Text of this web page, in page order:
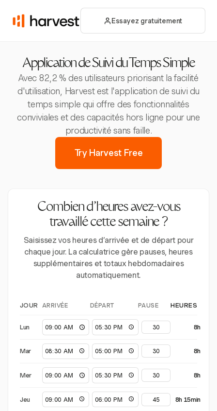
Essayez gratuitement
Application de Suivi du Temps Simple
Avec 82,2 % des utilisateurs priorisant la facilité
d'utilisation, Harvest est l'application de suivi du
temps simple qui offre des fonctionnalités
conviviales et des capacités hors ligne pour une
productivité sans faille.
Try Harvest Free
Combien d’heures avez-vous
travaillé cette semaine ?
Saisissez vos heures d’arrivée et de départ pour
chaque jour. La calculatrice gère pauses, heures
supplémentaires et totaux hebdomadaires
automatiquement.
JOUR ARRIVÉE DÉPART PAUSE HEURES
Lun 8h
Mar 8h
Mer 8h
Jeu 8h 15min